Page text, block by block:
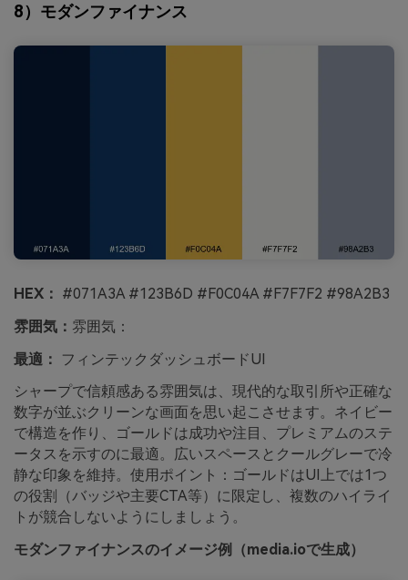
8）モダンファイナンス
HEX： #071A3A #123B6D #F0C04A #F7F7F2 #98A2B3
雰囲気： 雰囲気：
最適：
フィンテックダッシュボードUI
シャープで信頼感ある雰囲気は、現代的な取引所や正確な
数字が並ぶクリーンな画面を思い起こさせます。ネイビー
で構造を作り、ゴールドは成功や注目、プレミアムのステ
ータスを示すのに最適。広いスペースとクールグレーで冷
静な印象を維持。使用ポイント：ゴールドはUI上では1つ
の役割（バッジや主要CTA等）に限定し、複数のハイライ
トが競合しないようにしましょう。
モダンファイナンスのイメージ例（media.ioで生成）